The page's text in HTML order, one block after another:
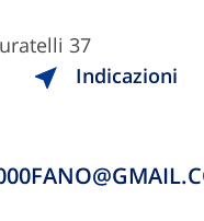
37
Indicazioni